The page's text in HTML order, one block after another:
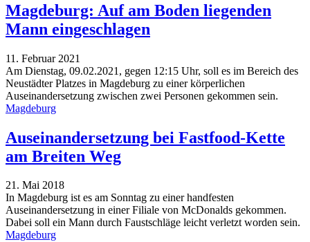
Magdeburg: Auf am Boden liegenden
Mann eingeschlagen
11. Februar 2021
Am Dienstag, 09.02.2021, gegen 12:15 Uhr, soll es im Bereich des
Neustädter Platzes in Magdeburg zu einer körperlichen
Auseinandersetzung zwischen zwei Personen gekommen sein.
Magdeburg
Auseinandersetzung bei Fastfood-Kette
am Breiten Weg
21. Mai 2018
In Magdeburg ist es am Sonntag zu einer handfesten
Auseinandersetzung in einer Filiale von McDonalds gekommen.
Dabei soll ein Mann durch Faustschläge leicht verletzt worden sein.
Magdeburg